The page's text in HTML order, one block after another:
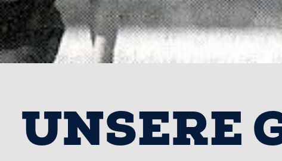
UNSERE